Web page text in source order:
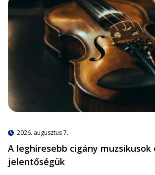
2026. augusztus 7.
A leghíresebb cigány muzsikusok
jelentőségük